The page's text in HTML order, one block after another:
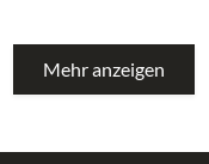
Mehr anzeigen